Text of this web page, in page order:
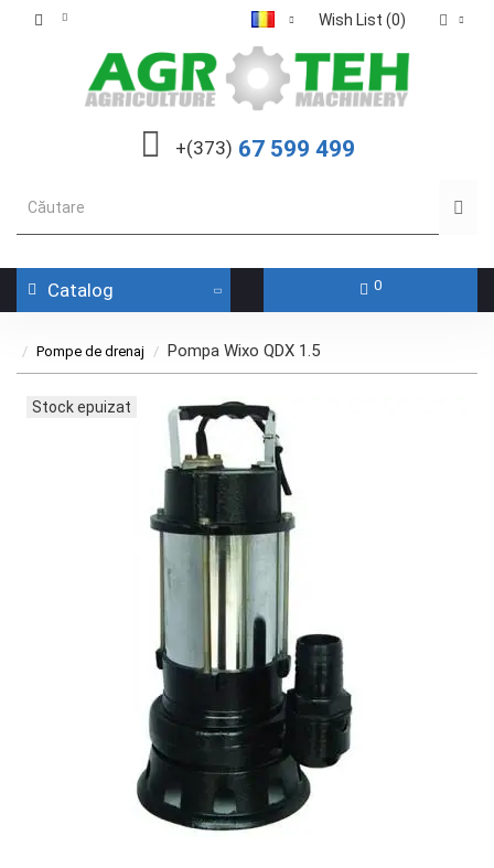
Wish List (0)
+(373) 67 599 499
Catalog 0
Pompe de drenaj Pompa Wixo QDX 1.5
Stock epuizat